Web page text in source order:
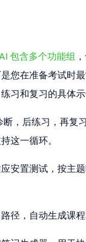
包含多个功能组
您在准备考试时最
习和复习的具体示
断，后练习，再复
这一循环。
安置测试，按主
径，自动生成课程